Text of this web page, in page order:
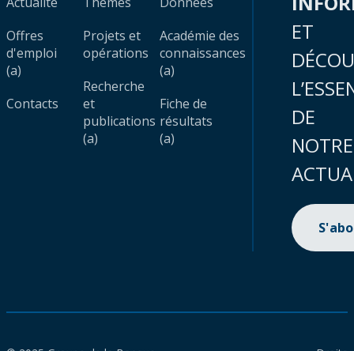
Offres
d'emploi
(a)
Contacts
Projets et
opérations
Recherche
et
publications
(a)
Académie des
connaissances
(a)
Fiche de
résultats
(a)
ET
DE
NOTRE